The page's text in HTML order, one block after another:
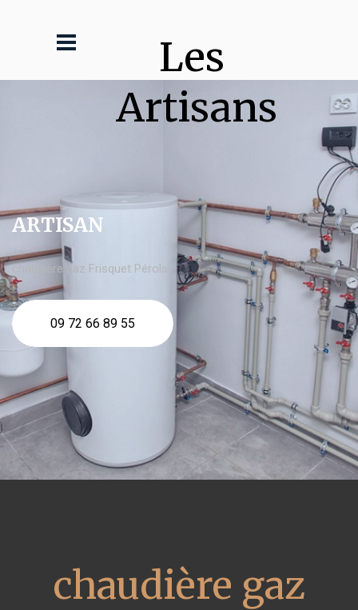
Les
Artisans
ARTISAN
chaudière gaz Frisquet Pérols
09 72 66 89 55
chaudière gaz